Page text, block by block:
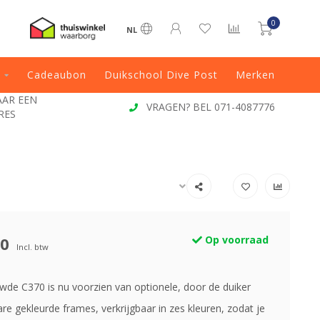
NL
0
Cadeaubon Duikschool Dive Post
Merken
EEN
VRAGEN? BEL 071-4087776
Incl. btw
Op voorraad
C370 is nu voorzien van optionele, door de duiker
gekleurde frames, verkrijgbaar in zes kleuren, zodat je